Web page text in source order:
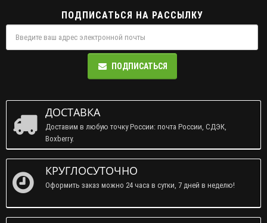
ПОДПИСАТЬСЯ НА РАССЫЛКУ
ПОДПИСАТЬСЯ
ДОСТАВКА
Доставим в любую точку России: почта России, СДЭК,
Boxberry.
КРУГЛОСУТОЧНО
Оформить заказ можно 24 часа в сутки, 7 дней в неделю!